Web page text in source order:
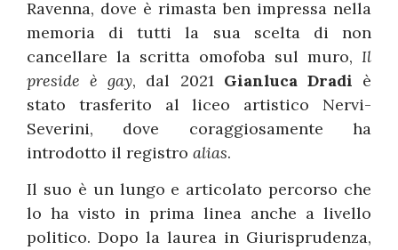
Ravenna, dove è rimasta ben impressa nella
memoria di tutti la sua scelta di non
cancellare la scritta omofoba sul muro, Il
preside è gay, dal 2021 Gianluca Dradi è
stato trasferito al liceo artistico Nervi-
Severini, dove coraggiosamente ha
introdotto il registro alias.
Il suo è un lungo e articolato percorso che
lo ha visto in prima linea anche a livello
politico. Dopo la laurea in Giurisprudenza,